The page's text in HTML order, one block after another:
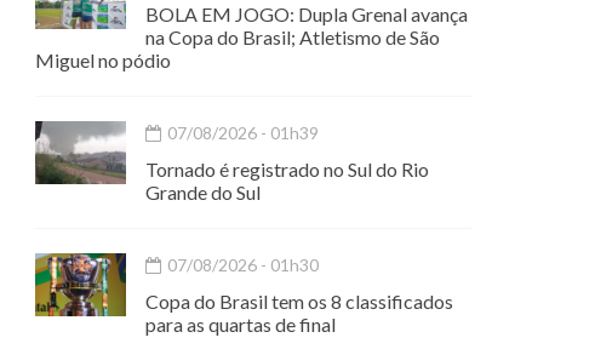
BOLA EM JOGO: Dupla Grenal avança
na Copa do Brasil; Atletismo de São
Miguel no pódio
07/08/2026 - 01h39
Tornado é registrado no Sul do Rio
Grande do Sul
07/08/2026 - 01h30
Copa do Brasil tem os 8 classificados
para as quartas de final